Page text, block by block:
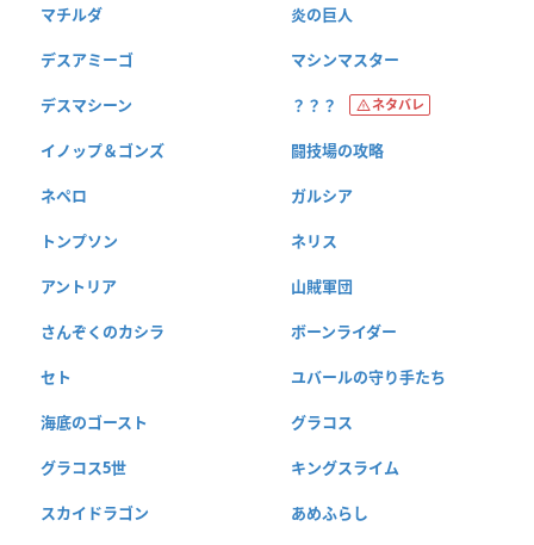
マチルダ 炎の巨人
デスアミーゴ マシンマスター
デスマシーン ？？？ ネタバレ
イノップ＆ゴンズ 闘技場の攻略
ネペロ ガルシア
トンプソン ネリス
アントリア 山賊軍団
さんぞくのカシラ ボーンライダー
セト ユバールの守り手たち
海底のゴースト グラコス
グラコス5世 キングスライム
スカイドラゴン あめふらし